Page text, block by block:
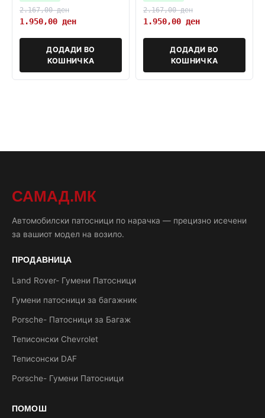
2.167,00ден
1.950,00 ден
ДОДАДИ ВО
КОШНИЧКА
2.167,00ден
1.950,00 ден
ДОДАДИ ВО
КОШНИЧКА
САМАД.МК
Автомобилски патосници по нарачка — прецизно исечени
за вашиот модел на возило.
ПРОДАВНИЦА
Land Rover- Гумени Патосници
Гумени патосници за багажник
Porsche- Патосници за Багаж
Теписонски Chevrolet
Теписонски DAF
Porsche- Гумени Патосници
ПОМОШ